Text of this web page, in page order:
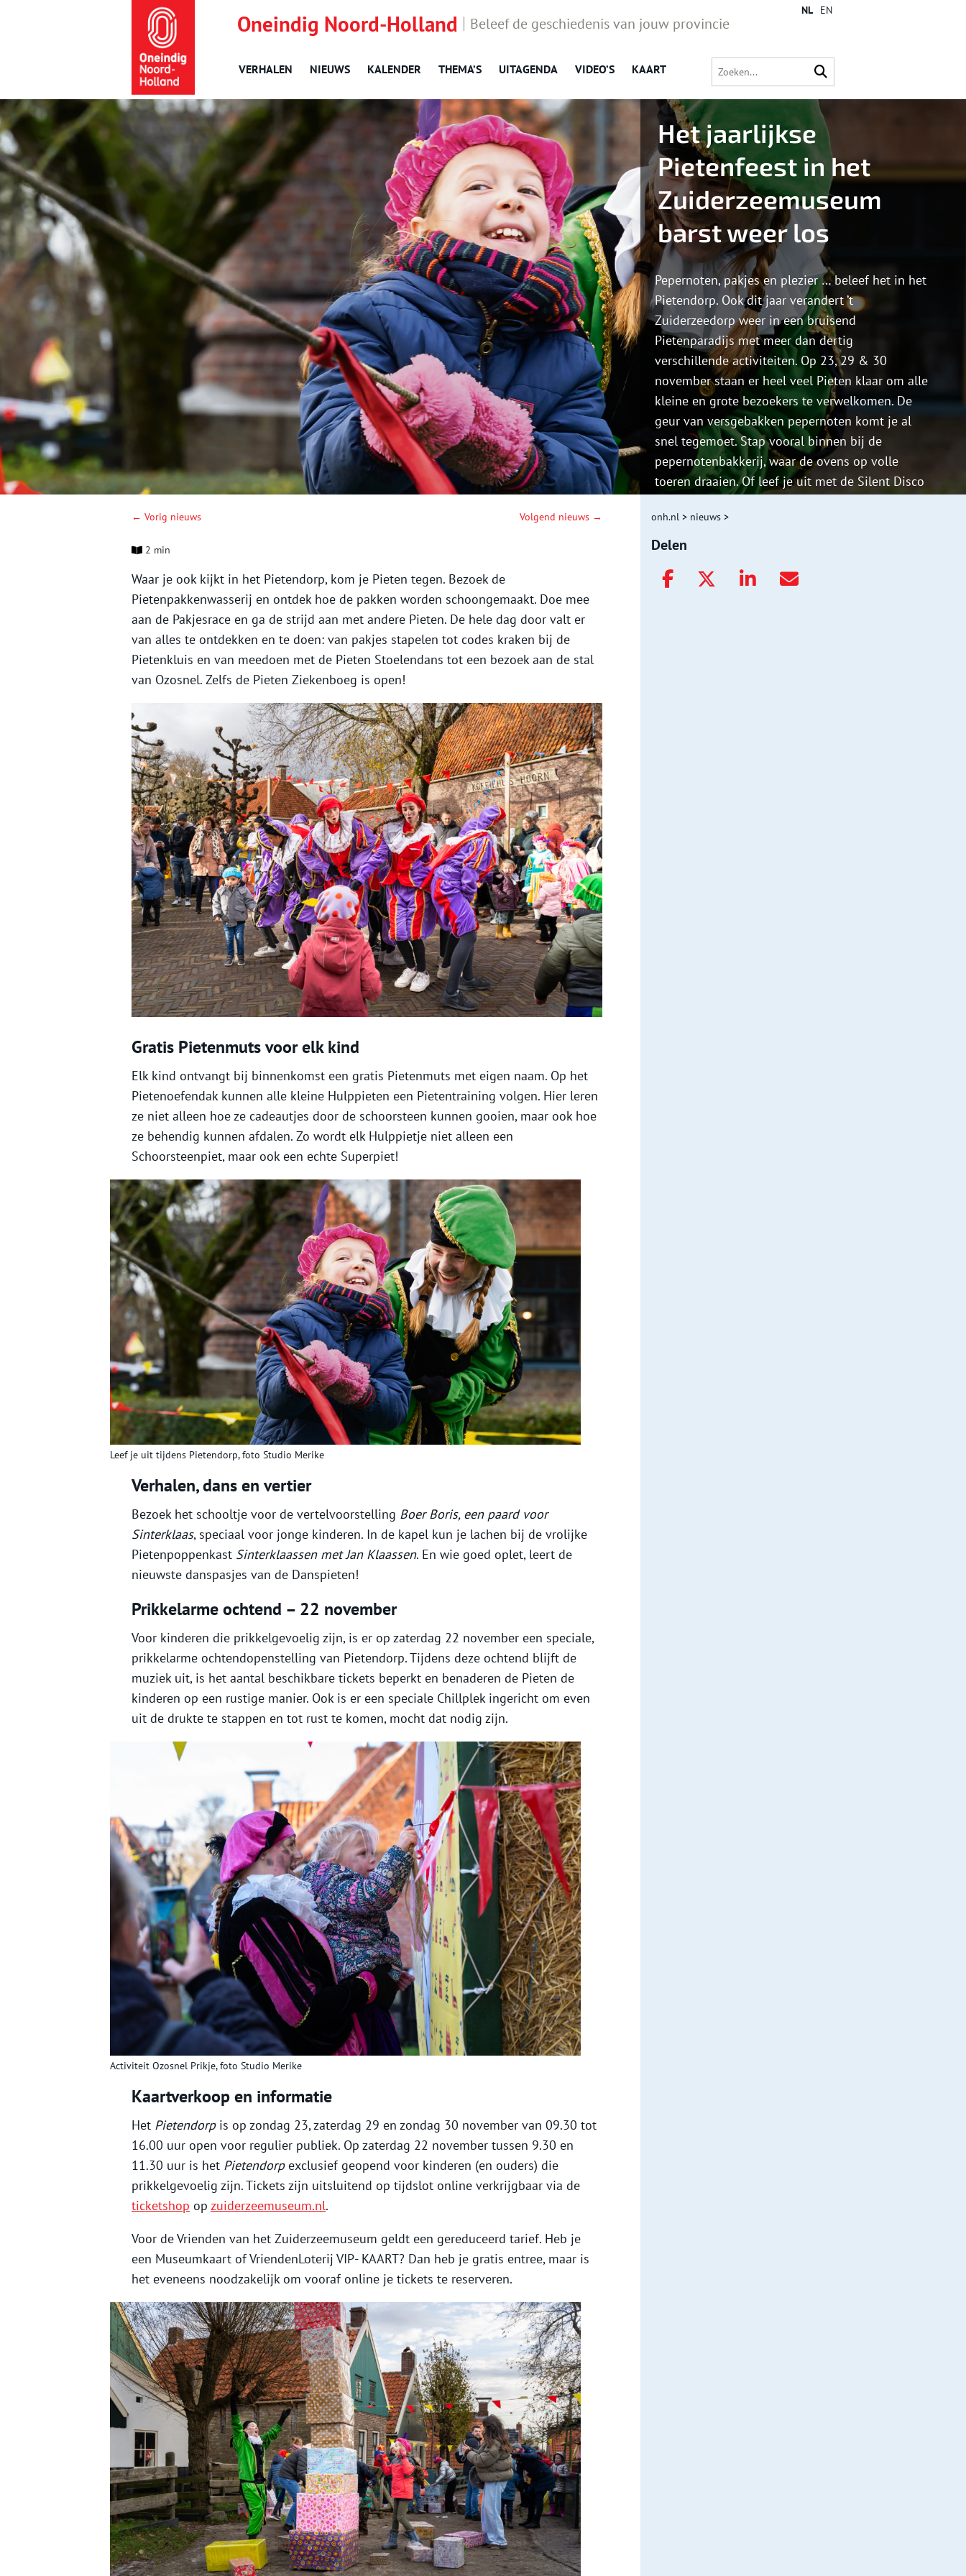
Oneindig Noord-Holland Beleef de geschiedenis van jouw provincie
VERHALEN NIEUWS KALENDER THEMA’S UITAGENDA VIDEO’S KAART
NL EN
Het jaarlijkse
Pietenfeest in het
Zuiderzeemuseum
barst weer los
Pepernoten, pakjes en plezier … beleef het in het
Pietendorp. Ook dit jaar verandert ’t
Zuiderzeedorp weer in een bruisend
Pietenparadijs met meer dan dertig
verschillende activiteiten. Op 23, 29 & 30
november staan er heel veel Pieten klaar om alle
kleine en grote bezoekers te verwelkomen. De
geur van versgebakken pepernoten komt je al
snel tegemoet. Stap vooral binnen bij de
pepernotenbakkerij, waar de ovens op volle
toeren draaien. Of leef je uit met de Silent Disco
mee op de leukste Sinterklaasliedjes.
← Vorig nieuws Volgend nieuws →
2 min
Waar je ook kijkt in het Pietendorp, kom je Pieten tegen. Bezoek de
Pietenpakkenwasserij en ontdek hoe de pakken worden schoongemaakt. Doe mee
aan de Pakjesrace en ga de strijd aan met andere Pieten. De hele dag door valt er
van alles te ontdekken en te doen: van pakjes stapelen tot codes kraken bij de
Pietenkluis en van meedoen met de Pieten Stoelendans tot een bezoek aan de stal
van Ozosnel. Zelfs de Pieten Ziekenboeg is open!
Gratis Pietenmuts voor elk kind
Elk kind ontvangt bij binnenkomst een gratis Pietenmuts met eigen naam. Op het
Pietenoefendak kunnen alle kleine Hulppieten een Pietentraining volgen. Hier leren
ze niet alleen hoe ze cadeautjes door de schoorsteen kunnen gooien, maar ook hoe
ze behendig kunnen afdalen. Zo wordt elk Hulppietje niet alleen een
Schoorsteenpiet, maar ook een echte Superpiet!
Leef je uit tijdens Pietendorp, foto Studio Merike
Verhalen, dans en vertier
Bezoek het schooltje voor de vertelvoorstelling Boer Boris, een paard voor
Sinterklaas, speciaal voor jonge kinderen. In de kapel kun je lachen bij de vrolijke
Pietenpoppenkast Sinterklaassen met Jan Klaassen. En wie goed oplet, leert de
nieuwste danspasjes van de Danspieten!
Prikkelarme ochtend – 22 november
Voor kinderen die prikkelgevoelig zijn, is er op zaterdag 22 november een speciale,
prikkelarme ochtendopenstelling van Pietendorp. Tijdens deze ochtend blijft de
muziek uit, is het aantal beschikbare tickets beperkt en benaderen de Pieten de
kinderen op een rustige manier. Ook is er een speciale Chillplek ingericht om even
uit de drukte te stappen en tot rust te komen, mocht dat nodig zijn.
Activiteit Ozosnel Prikje, foto Studio Merike
Kaartverkoop en informatie
Het Pietendorp is op zondag 23, zaterdag 29 en zondag 30 november van 09.30 tot
16.00 uur open voor regulier publiek. Op zaterdag 22 november tussen 9.30 en
11.30 uur is het Pietendorpexclusief geopend voor kinderen (en ouders) die
prikkelgevoelig zijn. Tickets zijn uitsluitend op tijdslot online verkrijgbaar via de
ticketshop op zuiderzeemuseum.nl.
Voor de Vrienden van het Zuiderzeemuseum geldt een gereduceerd tarief. Heb je
een Museumkaart of VriendenLoterij VIP- KAART? Dan heb je gratis entree, maar is
het eveneens noodzakelijk om vooraf online je tickets te reserveren.
onh.nl > nieuws >
Delen